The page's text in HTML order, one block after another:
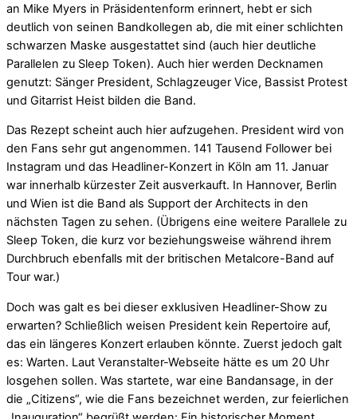
an Mike Myers in Präsidentenform erinnert, hebt er sich
deutlich von seinen Bandkollegen ab, die mit einer schlichten
schwarzen Maske ausgestattet sind (auch hier deutliche
Parallelen zu Sleep Token). Auch hier werden Decknamen
genutzt: Sänger President, Schlagzeuger Vice, Bassist Protest
und Gitarrist Heist bilden die Band.
Das Rezept scheint auch hier aufzugehen. President wird von
den Fans sehr gut angenommen. 141 Tausend Follower bei
Instagram und das Headliner-Konzert in Köln am 11. Januar
war innerhalb kürzester Zeit ausverkauft. In Hannover, Berlin
und Wien ist die Band als Support der Architects in den
nächsten Tagen zu sehen. (Übrigens eine weitere Parallele zu
Sleep Token, die kurz vor beziehungsweise während ihrem
Durchbruch ebenfalls mit der britischen Metalcore-Band auf
Tour war.)
Doch was galt es bei dieser exklusiven Headliner-Show zu
erwarten? Schließlich weisen President kein Repertoire auf,
das ein längeres Konzert erlauben könnte. Zuerst jedoch galt
es: Warten. Laut Veranstalter-Webseite hätte es um 20 Uhr
losgehen sollen. Was startete, war eine Bandansage, in der
die „Citizens“, wie die Fans bezeichnet werden, zur feierlichen